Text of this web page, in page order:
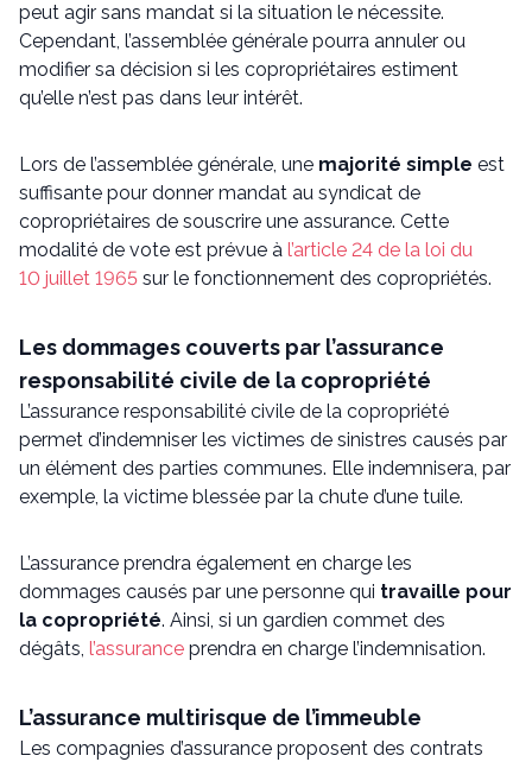
peut agir sans mandat si la situation le nécessite.
Cependant, l’assemblée générale pourra annuler ou
modifier sa décision si les copropriétaires estiment
qu’elle n’est pas dans leur intérêt.
Lors de l’assemblée générale, une majorité simple est
suffisante pour donner mandat au syndicat de
copropriétaires de souscrire une assurance. Cette
modalité de vote est prévue à l’article 24 de la loi du
10 juillet 1965 sur le fonctionnement des copropriétés.
Les dommages couverts par l’assurance
responsabilité civile de la copropriété
L’assurance responsabilité civile de la copropriété
permet d’indemniser les victimes de sinistres causés par
un élément des parties communes. Elle indemnisera, par
exemple, la victime blessée par la chute d’une tuile.
L’assurance prendra également en charge les
dommages causés par une personne qui travaille pour
la copropriété. Ainsi, si un gardien commet des
dégâts, l’assurance prendra en charge l’indemnisation.
L’assurance multirisque de l’immeuble
Les compagnies d’assurance proposent des contrats